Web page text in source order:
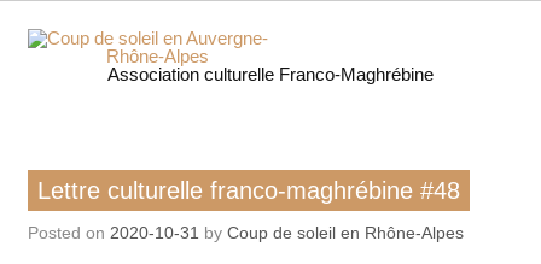
Skip
content
Coup
Association culturelle Franco-Maghrébine
Lettre culturelle franco-maghrébine
Lettre culturelle franco-maghrébine #48
Posted on 2020-10-31 by Coup de soleil en Rhône-Alpes